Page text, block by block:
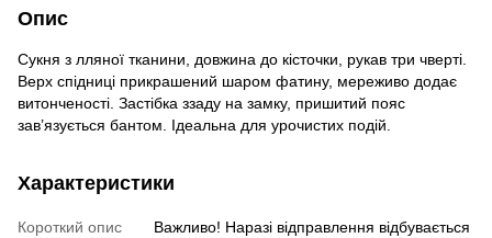
Опис
Сукня з лляної тканини, довжина до кісточки, рукав три чверті.
Верх спідниці прикрашений шаром фатину, мереживо додає
витонченості. Застібка ззаду на замку, пришитий пояс
зав’язується бантом. Ідеальна для урочистих подій.
Характеристики
Короткий опис
Важливо! Наразі відправлення відбувається